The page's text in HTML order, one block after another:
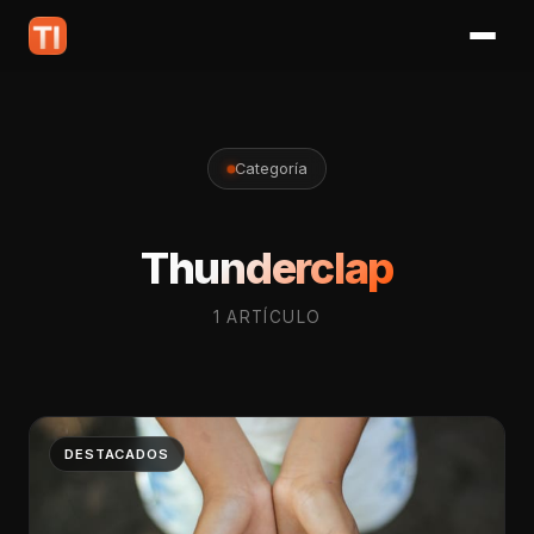
Categoría
Thunderclap
1 ARTÍCULO
DESTACADOS